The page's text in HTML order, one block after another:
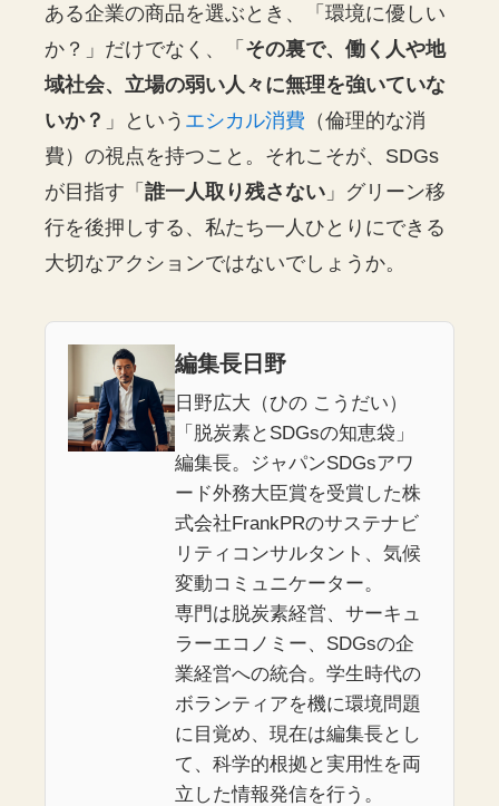
ある企業の商品を選ぶとき、「環境に優しい
か？」だけでなく、「 その裏で、働く人や地
域社会、立場の弱い人々に無理を強いていな
いか？ 」という エシカル消費 （倫理的な消
費）の視点を持つこと。それこそが、SDGs
が目指す「誰一人取り残さない 」グリーン移
行を後押しする、私たち一人ひとりにできる
大切なアクションではないでしょうか。
編集長日野
日野広大（ひの こうだい）
「脱炭素とSDGsの知恵袋」
編集長。ジャパンSDGsアワ
ード外務大臣賞を受賞した株
式会社FrankPRのサステナビ
リティコンサルタント、気候
変動コミュニケーター。
専門は脱炭素経営、サーキュ
ラーエコノミー、SDGsの企
業経営への統合。学生時代の
ボランティアを機に環境問題
に目覚め、現在は編集長とし
て、科学的根拠と実用性を両
立した情報発信を行う。